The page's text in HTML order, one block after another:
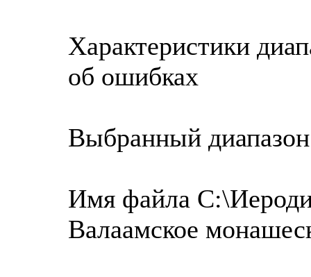
Характеристики
об ошибках
Выбранный диапазон
Имя файла
Валаамское